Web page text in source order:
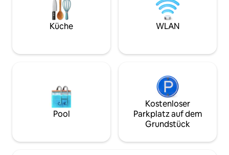
Küstenwegen und der umliegenden
Landschaft. Sie bietet Platz für vier
Personen und ist ideal für Paare,
Küstenurlaub suchen.
Halbinsel am Feuer
Ferienhaus
Lage etwa 3
Küche WLAN
Pool
Kostenloser
Parkplatz auf dem
Grundstück